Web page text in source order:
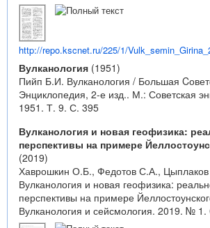
http://repo.kscnet.ru/225/1/
Вулканология (1951)
Пийп Б.И. Вулканология / Большая
Энциклопедия, 2-е изд.. М.: Советская
1951. Т. 9. С. 395
Вулканология и новая геофизика:
перспективы на примере
(2019)
Хаврошкин О.Б., Федотов С.А.,
Вулканология и новая геофизика:
перспективы на примере
Вулканология и сейсмология. 2019. №